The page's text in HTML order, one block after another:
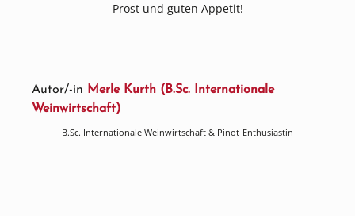
Prost und guten Appetit!
Autor/-in Merle Kurth (B.Sc. Internationale
Weinwirtschaft)
B.Sc. Internationale Weinwirtschaft & Pinot-Enthusiastin